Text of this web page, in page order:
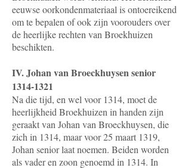
eeuwse oorkondenmateriaal is ontoereikend
om te bepalen of ook zijn voorouders over
de heerlijke rechten van Broekhuizen
beschikten.
IV. Johan van Broeckhuysen senior
1314-1321
Na die tijd, en wel voor 1314, moet de
heerlijkheid Broekhuizen in handen zijn
geraakt van Johan van Broeckhuysen, die
zich in 1314, maar voor 25 maart 1319,
Johan senior laat noemen. Beiden worden
als vader en zoon genoemd in 1314. In